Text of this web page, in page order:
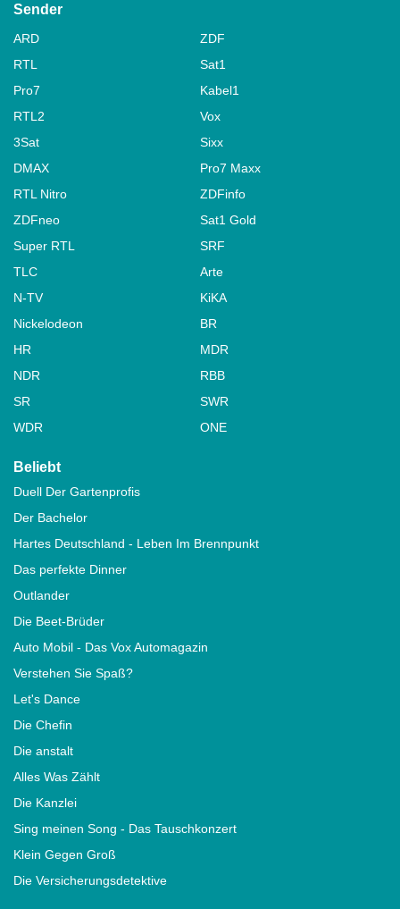
Sender
ARD
ZDF
RTL
Sat1
Pro7
Kabel1
RTL2
Vox
3Sat
Sixx
DMAX
Pro7 Maxx
RTL Nitro
ZDFinfo
ZDFneo
Sat1 Gold
Super RTL
SRF
TLC
Arte
N-TV
KiKA
Nickelodeon
BR
HR
MDR
NDR
RBB
SR
SWR
WDR
ONE
Beliebt
Duell Der Gartenprofis
Der Bachelor
Hartes Deutschland - Leben Im Brennpunkt
Das perfekte Dinner
Outlander
Die Beet-Brüder
Auto Mobil - Das Vox Automagazin
Verstehen Sie Spaß?
Let's Dance
Die Chefin
Die anstalt
Alles Was Zählt
Die Kanzlei
Sing meinen Song - Das Tauschkonzert
Klein Gegen Groß
Die Versicherungsdetektive